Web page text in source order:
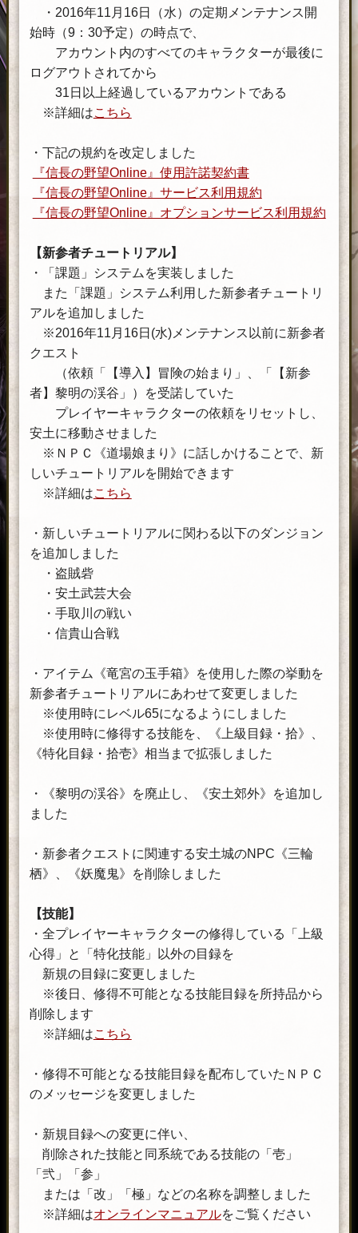
・2016年11月16日（水）の定期メンテナンス開
始時（9：30予定）の時点で、
アカウント内のすべてのキャラクターが最後に
ログアウトされてから
31日以上経過しているアカウントである
※詳細はこちら
・下記の規約を改定しました
『信長の野望Online』使用許諾契約書
『信長の野望Online』サービス利用規約
『信長の野望Online』オプションサービス利用規約
【新参者チュートリアル】
・「課題」システムを実装しました
また「課題」システム利用した新参者チュートリ
アルを追加しました
※2016年11月16日(水)メンテナンス以前に新参者
クエスト
（依頼「【導入】冒険の始まり」、「【新参
者】黎明の渓谷」）を受諾していた
プレイヤーキャラクターの依頼をリセットし、
安土に移動させました
※ＮＰＣ《道場娘まり》に話しかけることで、新
しいチュートリアルを開始できます
※詳細はこちら
・新しいチュートリアルに関わる以下のダンジョン
を追加しました
・盗賊砦
・安土武芸大会
・手取川の戦い
・信貴山合戦
・アイテム《竜宮の玉手箱》を使用した際の挙動を
新参者チュートリアルにあわせて変更しました
※使用時にレベル65になるようにしました
※使用時に修得する技能を、《上級目録・拾》、
《特化目録・拾壱》相当まで拡張しました
・《黎明の渓谷》を廃止し、《安土郊外》を追加し
ました
・新参者クエストに関連する安土城のNPC《三輪
栖》、《妖魔鬼》を削除しました
【技能】
・全プレイヤーキャラクターの修得している「上級
心得」と「特化技能」以外の目録を
新規の目録に変更しました
※後日、修得不可能となる技能目録を所持品から
削除します
※詳細はこちら
・修得不可能となる技能目録を配布していたＮＰＣ
のメッセージを変更しました
・新規目録への変更に伴い、
削除された技能と同系統である技能の「壱」
「弐」「参」
または「改」「極」などの名称を調整しました
※詳細はオンラインマニュアルをご覧ください